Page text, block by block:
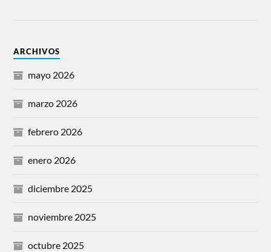
ARCHIVOS
mayo 2026
marzo 2026
febrero 2026
enero 2026
diciembre 2025
noviembre 2025
octubre 2025